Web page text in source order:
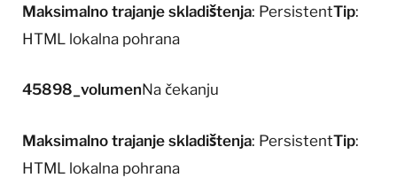
Maksimalno trajanje skladištenja: PersistentTip:
HTML lokalna pohrana
45898_volumenNa čekanju
Maksimalno trajanje skladištenja: PersistentTip:
HTML lokalna pohrana